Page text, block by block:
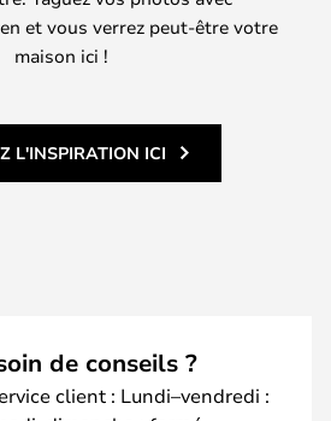
et vous verrez peut-être votre
maison ici !
L'INSPIRATION ICI
de conseils ?
client : Lundi–vendredi :